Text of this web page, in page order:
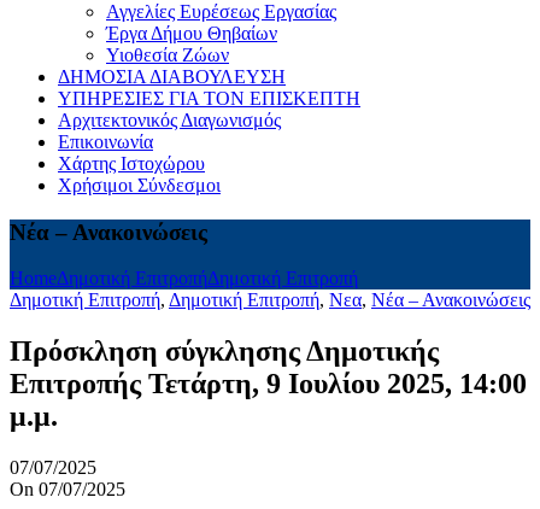
Αγγελίες Ευρέσεως Εργασίας
Έργα Δήμου Θηβαίων
Υιοθεσία Ζώων
ΔΗΜΟΣΙΑ ΔΙΑΒΟΥΛΕΥΣΗ
ΥΠΗΡΕΣΙΕΣ ΓΙΑ ΤΟΝ ΕΠΙΣΚΕΠΤΗ
Αρχιτεκτονικός Διαγωνισμός
Επικοινωνία
Χάρτης Ιστοχώρου
Χρήσιμοι Σύνδεσμοι
Νέα – Ανακοινώσεις
HomeΔημοτική ΕπιτροπήΔημοτική Επιτροπή
Δημοτική Επιτροπή, Δημοτική Επιτροπή, Νεα, Νέα – Ανακοινώσεις
Πρόσκληση σύγκλησης Δημοτικής
Επιτροπής Τετάρτη, 9 Ιουλίου 2025, 14:00
μ.μ.
07/07/2025
On 07/07/2025